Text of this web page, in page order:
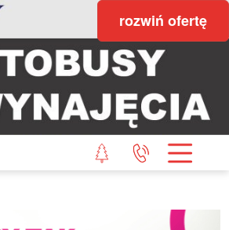
rozwiń ofertę